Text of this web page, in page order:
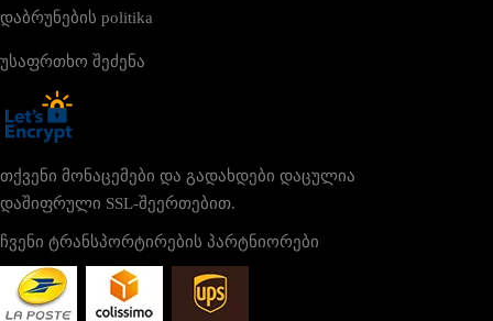
დაბრუნების politika
უსაფრთხო შეძენა
თქვენი მონაცემები და გადახდები დაცულია
დაშიფრული SSL-შეერთებით.
ჩვენი ტრანსპორტირების პარტნიორები